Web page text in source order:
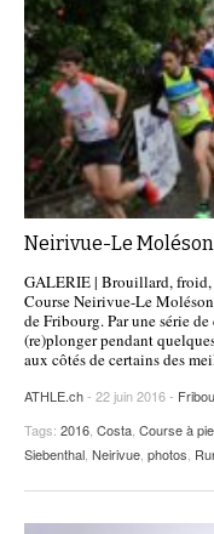
Neirivue-Le
GALERIE | Brouillard,
Course Neirivue-Le
de Fribourg. Par une série
(re)plonger pendant
aux côtés de certains des
ATHLE.ch- 22 juin 2016 -
Tags: 2016, Costa, Course à
Siebenthal, Neirivue, photos,